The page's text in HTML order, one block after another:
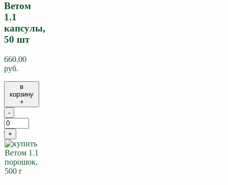
Ветом
1.1
капсулы,
50 шт
660.00
руб.
в
корзину
+
-
+